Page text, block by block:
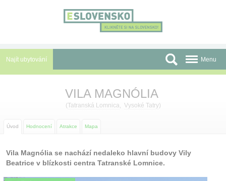
Najít ubytování
Autobusové zájezdy
Před cestou
Menu
VILA MAGNÓLIA
(Tatranská Lomnica, Vysoké Tatry)
Úvod Hodnocení Atrakce Mapa
Vila Magnólia se nachází nedaleko hlavní budovy Vily
Beatrice v blízkosti centra Tatranské Lomnice.